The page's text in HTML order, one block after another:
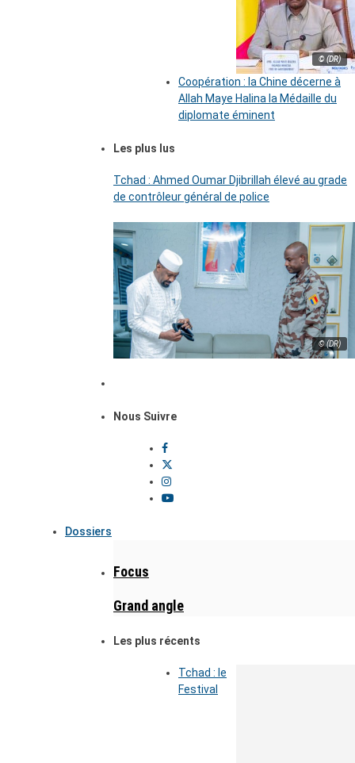
© (DR)
Coopération : la Chine décerne à
Allah Maye Halina la Médaille du
diplomate éminent
Les plus lus
Tchad : Ahmed Oumar Djibrillah élevé au grade
de contrôleur général de police
© (DR)
Nous Suivre
Dossiers
Focus
Grand angle
Les plus récents
Tchad : le
Festival